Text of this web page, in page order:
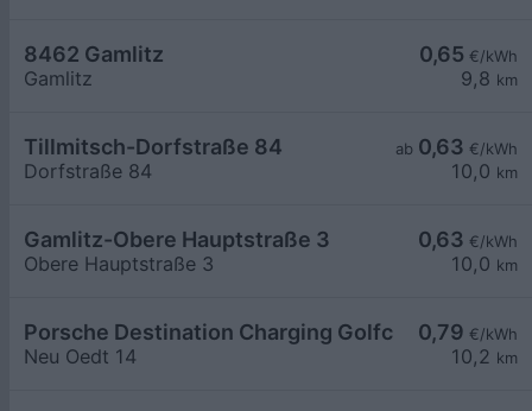
0,65 €/kWh
9,8 km
8462 Gamlitz
Gamlitz
ab 0,63 €/kWh
10,0 km
Tillmitsch-Dorfstraße 84
Dorfstraße 84
0,63 €/kWh
10,0 km
Gamlitz-Obere Hauptstraße 3
Obere Hauptstraße 3
0,79 €/kWh
10,2 km
Porsche Destination Charging Golfclub Gut
Neu Oedt 14